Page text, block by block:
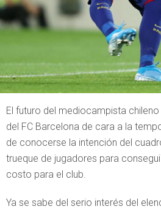
El futuro del mediocampista
del FC Barcelona de cara a la
de conocerse la intención del
trueque de jugadores para
costo para el club.
Ya se sabe del serio interés del